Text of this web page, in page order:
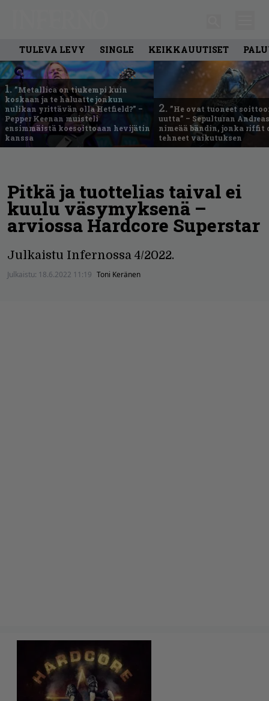
TULEVA LEVY SINGLE KEIKKAUUTISET
1. ”Metallica on tiukempi kuin
koskaan ja te haluatte jonkun
nulikan yrittävän olla Hetfield?” –
Pepper Keenan muisteli
ensimmäistä koesoittoaan hevijätin
kanssa
2. ”He ovat tuoneet
uutta” – Sepulturan
nimeää bändin, jonka riffit
tehneet vaikutuksen
Pitkä ja tuottelias taival ei
kuulu väsymyksenä –
arviossa Hardcore Superstar
Julkaistu Infernossa 4/2022.
Julkaistu: 18.6.2022 11:19 Toni Keränen